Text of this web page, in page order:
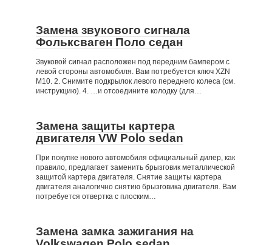
Замена звукового сигнала
Фольксваген Поло седан
Звуковой сигнал расположен под передним бампером с
левой стороны автомобиля. Вам потребуется ключ XZN
М10. 2. Снимите подкрылок левого переднего колеса (см.
инструкцию). 4. …и отсоедините колодку (для…
Замена защиты картера
двигателя VW Polo sedan
При покупке нового автомобиля официальный дилер, как
правило, предлагает заменить брызговик металлической
защитой картера двигателя. Снятие защиты картера
двигателя аналогично снятию брызговика двигателя. Вам
потребуется отвертка с плоским…
Замена замка зажигания на